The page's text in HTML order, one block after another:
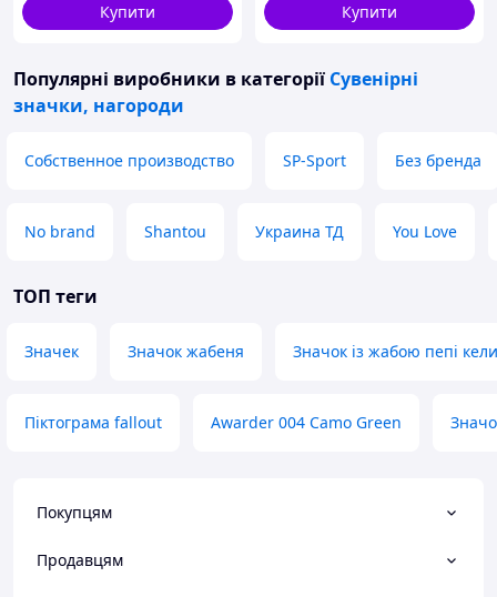
Купити
Купити
Популярні виробники в категорії Сувенірні
значки, нагороди
Собственное производство SP-Sport Без бренда
No brand Shantou Украина ТД You Love
ТОП теги
Значек Значок жабеня Значок із жабою пепі
Піктограма fallout Awarder 004 Camo Green
Покупцям
Продавцям